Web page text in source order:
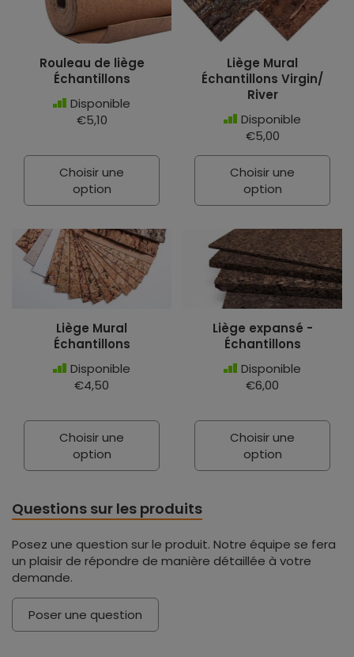
Rouleau de liège
Échantillons
Disponible
€5,10
Choisir une
option
Liège Mural
Échantillons Virgin/
River
Disponible
€5,00
Choisir une
option
Liège Mural
Échantillons
Disponible
€4,50
Choisir une
option
Liège expansé -
Échantillons
Disponible
€6,00
Choisir une
option
Questions sur les produits
Posez une question sur le produit. Notre équipe se fera
un plaisir de répondre de manière détaillée à votre
demande.
Poser une question